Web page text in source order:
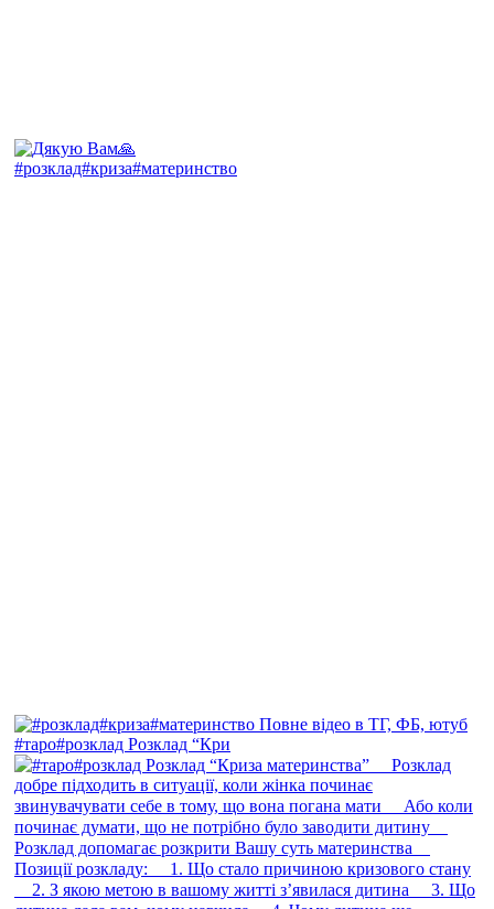
#розклад#криза#материнство
#таро#розклад Розклад “Кри